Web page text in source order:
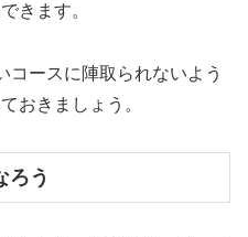
きます。
コースに陣取られないよう
おきましょう。
ろう